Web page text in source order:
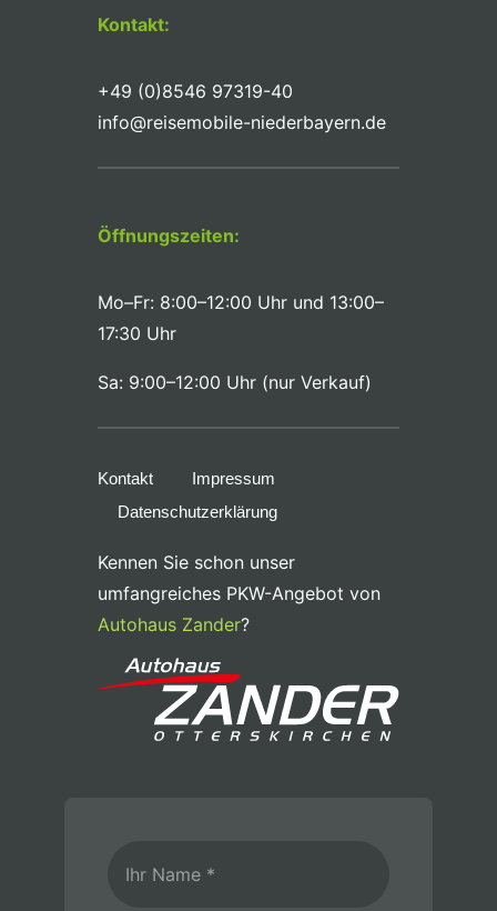
Kontakt:
+49 (0)8546 97319-40
info@reisemobile-niederbayern.de
Öffnungszeiten:
Mo–Fr: 8:00–12:00 Uhr und 13:00–
17:30 Uhr
Sa: 9:00–12:00 Uhr (nur Verkauf)
Kontakt
Impressum
Datenschutzerklärung
Kennen Sie schon unser
umfangreiches PKW-Angebot von
Autohaus Zander?